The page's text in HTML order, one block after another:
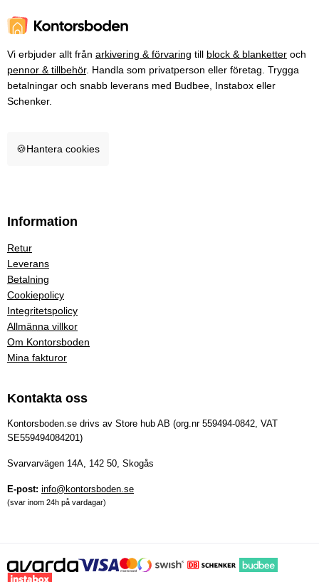
Vi erbjuder allt från arkivering & förvaring till block & blanketter och
pennor & tillbehör. Handla som privatperson eller företag. Trygga
betalningar och snabb leverans med Budbee, Instabox eller
Schenker.
🍪Hantera cookies
Information
Retur
Leverans
Betalning
Cookiepolicy
Integritetspolicy
Allmänna villkor
Om Kontorsboden
Mina fakturor
Kontakta oss
Kontorsboden.se drivs av Store hub AB (org.nr 559494-0842, VAT
SE559494084201)
Svarvarvägen 14A, 142 50, Skogås
E-post: info@kontorsboden.se
(svar inom 24h på vardagar)